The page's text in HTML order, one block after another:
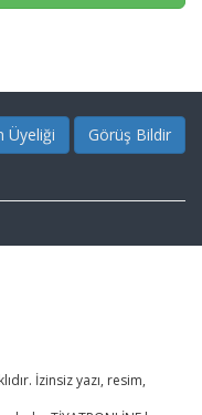
Üyeliği Görüş Bildir
İzinsiz yazı, resim,